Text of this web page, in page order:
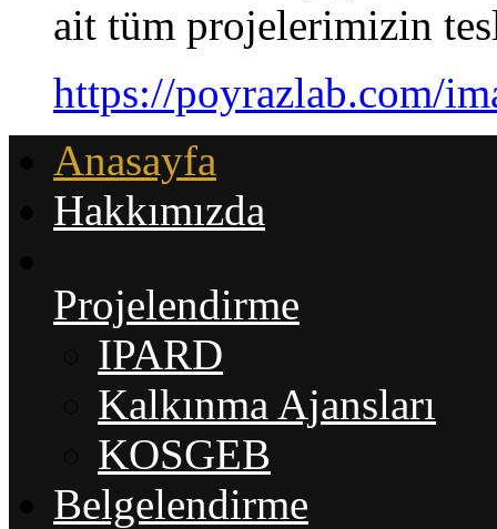
ait tüm projelerimizin
https://poyrazlab.com/
Anasayfa
Hakkımızda
Projelendirme
IPARD
Kalkınma Ajansları
KOSGEB
Belgelendirme